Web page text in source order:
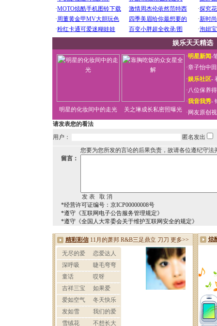
娱乐天天精选
明星的化妆间中的走光 关之琳成长私密照曝光
·明星新闻-
·章子怡中
·娱乐社区-
·八位保养
·我音我秀-
· 网友原创
请发表您的看法
用户：
匿名发出
您要为您所发的言论的后果负责，故请各位遵纪守法
留言：
*经营许可证编号：京ICP00000008号
*遵守《互联网电子公告服务管理规定》
*遵守《全国人大常委会关于维护互联网安全的规定》